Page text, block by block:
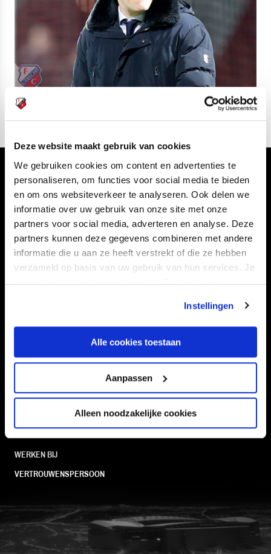
Deze website maakt gebruik van cookies
We gebruiken cookies om content en advertenties te
personaliseren, om functies voor social media te bieden
en om ons websiteverkeer te analyseren. Ook delen we
informatie over uw gebruik van onze site met onze
partners voor social media, adverteren en analyse. Deze
partners kunnen deze gegevens combineren met andere
informatie die u aan ze heeft verstrekt of die ze hebben
verzameld op basis van uw gebruik van hun services. Je
kan je toestemming beheren op de Cookiepagina.
Instellingen
Alle cookies toestaan
Aanpassen
Alleen noodzakelijke cookies
Navigeer naar
CLUB
SUPPORTERS
FOUNDATION
VEELGESTELDE VRAGEN
CONTACT
WERKEN BIJ
VERTROUWENSPERSOON
FC Utrecht<br>vanuit<br>het